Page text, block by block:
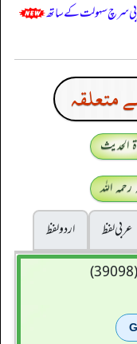
عربی سرچ سہولت کے ساتھ
متعلقہ
الحدیث
اللہ
عربی لفظ
اردو لفظ